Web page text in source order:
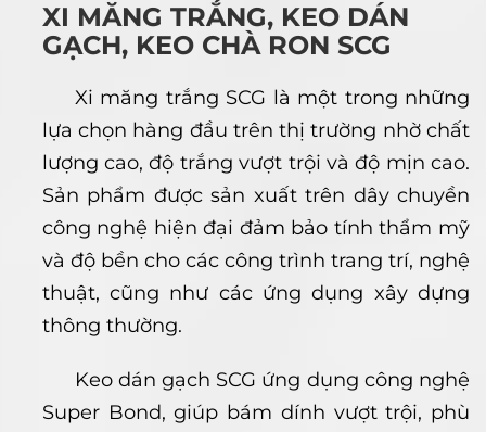
XI MĂNG TRẮNG, KEO DÁN
GẠCH, KEO CHÀ RON SCG
Xi măng trắng SCG là một trong những
lựa chọn hàng đầu trên thị trường nhờ chất
lượng cao, độ trắng vượt trội và độ mịn cao.
Sản phẩm được sản xuất trên dây chuyền
công nghệ hiện đại đảm bảo tính thẩm mỹ
và độ bền cho các công trình trang trí, nghệ
thuật, cũng như các ứng dụng xây dựng
thông thường.
Keo dán gạch SCG ứng dụng công nghệ
Super Bond, giúp bám dính vượt trội, phù